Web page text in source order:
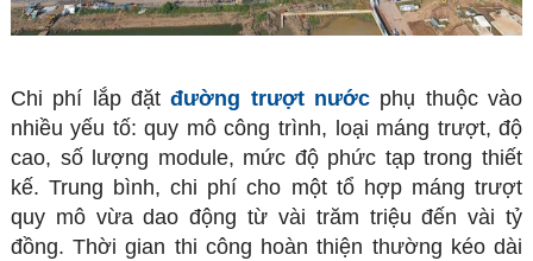
Chi phí lắp đặtđường trượt nước phụ thuộc vào
nhiều yếu tố: quy mô công trình, loại máng trượt, độ
cao, số lượng module, mức độ phức tạp trong thiết
kế. Trung bình, chi phí cho một tổ hợp máng trượt
quy mô vừa dao động từ vài trăm triệu đến vài tỷ
đồng. Thời gian thi công hoàn thiện thường kéo dài